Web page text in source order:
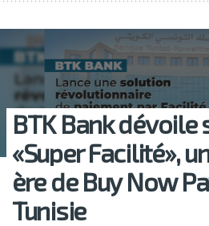
BTK Bank dévoile
«Super Facilité»,
ère de Buy Now
Tunisie